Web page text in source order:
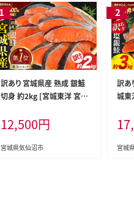
訳あり 宮城県産 熟成 銀鮭
切身 約2kg [宮城東洋 宮城
海鮮 魚介類 国産 さけ 鮭 甘
口 サケ 鮭切身 シャケ 切り身
冷凍 おかず 弁当 支援 事業
12,500円
宮城県気仙沼市
訳あ
城東
アリ
ケ
家庭
宮城